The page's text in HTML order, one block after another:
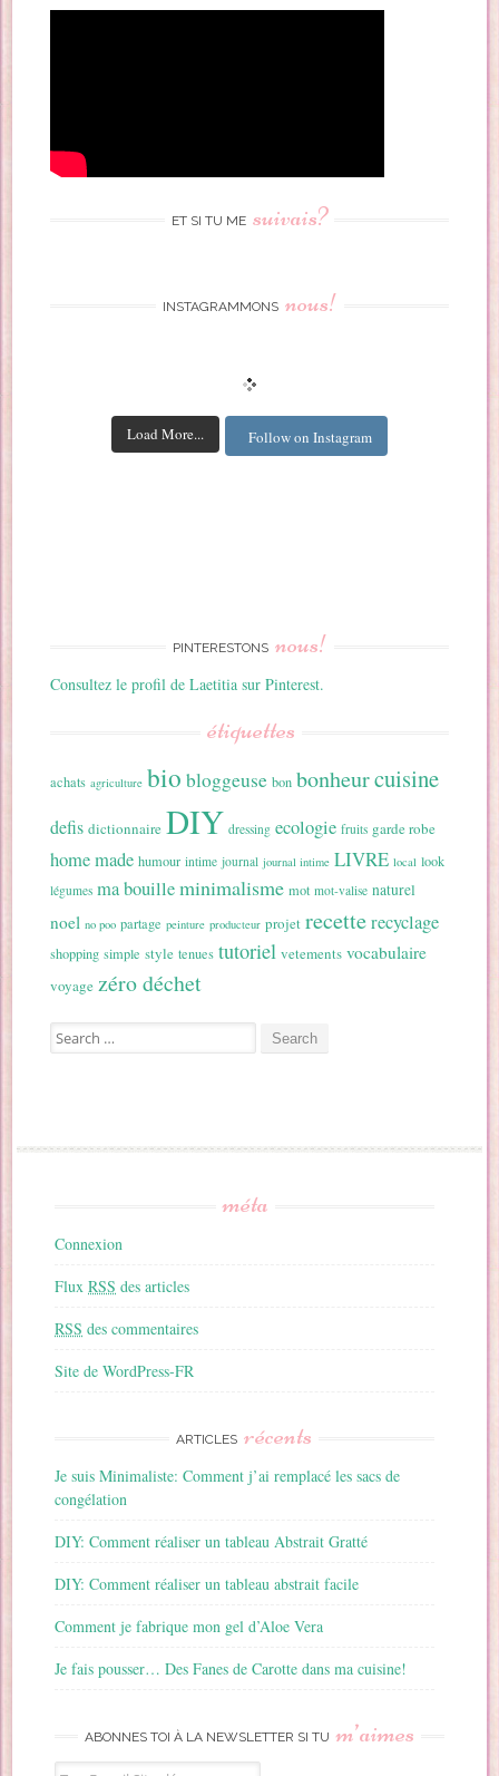
ET SI TU ME suivais?
INSTAGRAMMONS nous!
Load More... Follow on Instagram
PINTERESTONS nous!
Consultez le profil de Laetitia sur Pinterest.
étiquettes
achats agriculture bio bloggeuse bon bonheurcuisine
defis dictionnaire DIY dressing ecologie fruits garde robe
home made humour intime journal journal intime LIVRE local look
légumes ma bouilleminimalisme mot mot-valise naturel
noel no poo partage peinture producteur projet recetterecyclage
shopping simple style tenues tutoriel vetements vocabulaire
voyage zéro déchet
Search for:
méta
Connexion
FluxRSS des articles
RSS des commentaires
Site de WordPress-FR
ARTICLES récents
Je suis Minimaliste: Comment j’ai remplacé les sacs de
congélation
DIY: Comment réaliser un tableau Abstrait Gratté
DIY: Comment réaliser un tableau abstrait facile
Comment je fabrique mon gel d’Aloe Vera
Je fais pousser… Des Fanes de Carotte dans ma cuisine!
ABONNES TOI À LA NEWSLETTER SI TU m’aimes